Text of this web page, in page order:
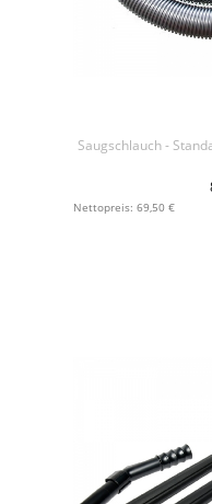
Saugschlauch -
+ IN
Nettopreis: 69,50 €